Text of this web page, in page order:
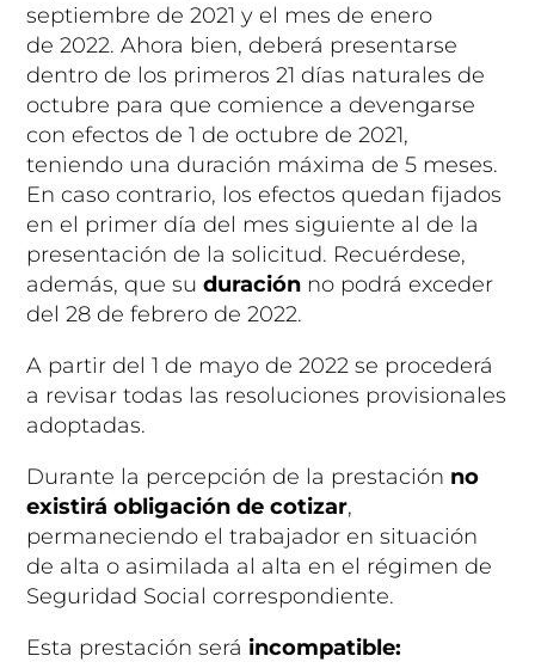
septiembre de 2021 y el mes de enero
de 2022. Ahora bien, deberá presentarse
dentro de los primeros 21 días naturales de
octubre para que comience a devengarse
con efectos de 1 de octubre de 2021,
teniendo una duración máxima de 5 meses.
En caso contrario, los efectos quedan fijados
en el primer día del mes siguiente al de la
presentación de la solicitud. Recuérdese,
además, que suduración no podrá exceder
del 28 de febrero de 2022.
A partir del 1 de mayo de 2022 se procederá
a revisar todas las resoluciones provisionales
adoptadas.
Durante la percepción de la prestación no
existirá obligación de cotizar,
permaneciendo el trabajador en situación
de alta o asimilada al alta en el régimen de
Seguridad Social correspondiente.
Esta prestación será incompatible: